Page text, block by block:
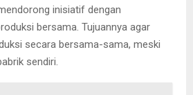
inisiatif dengan
bersama. Tujuannya agar
secara bersama-sama, meski
sendiri.